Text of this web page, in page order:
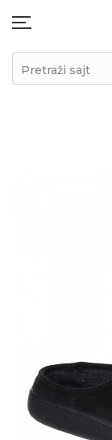
Pretraži sajt